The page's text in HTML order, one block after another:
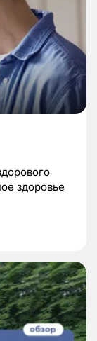
здоровье